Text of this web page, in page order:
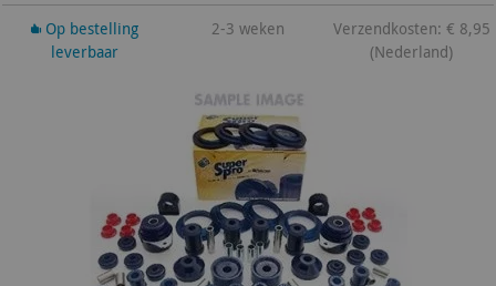
Op bestelling
leverbaar
2-3 weken
Verzendkosten: € 8,95
(Nederland)